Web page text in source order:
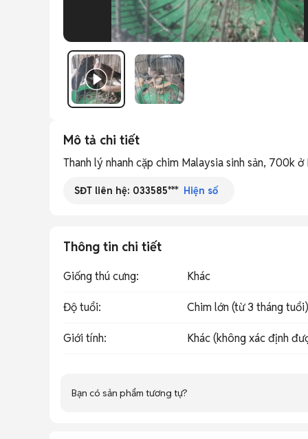
Mô tả chi tiết
Thanh lý nhanh cặp chim Malaysia sinh sản, 700k
SĐT liên hệ: 033585*** Hiện số
Thông tin chi tiết
Giống thú cưng: Khác
Độ tuổi: Chim lớn (từ 3 tháng tuổi)
Giới tính: Khác (không xác định
Bạn có sản phẩm tương tự?